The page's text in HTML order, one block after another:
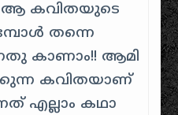
ആ കവിതയുടെ
തന്നെ
കാണാം!! ആമി
കവിതയാണ്
എല്ലാം കഥാ